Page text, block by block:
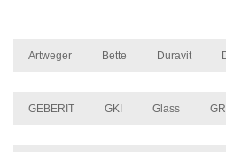
Artweger Bette Duravit
GEBERIT GKI Glass